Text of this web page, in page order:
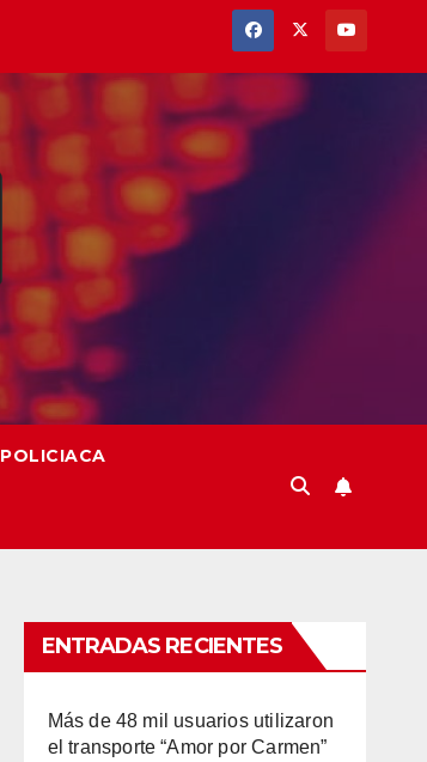
POLICIACA
ENTRADAS RECIENTES
Más de 48 mil usuarios utilizaron
el transporte “Amor por Carmen”